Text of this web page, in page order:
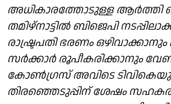
അധികാരത്തോടുള്ള ആർത്തി
തമിഴ്നാട്ടിൽ ബിജെപി
രാഷ്ട്രപതി ഭരണം
സർക്കാർ രൂപീകരിക്കാനും
കോൺഗ്രസ് അവിടെ
തിരഞ്ഞെടുപ്പിന് ശേഷം